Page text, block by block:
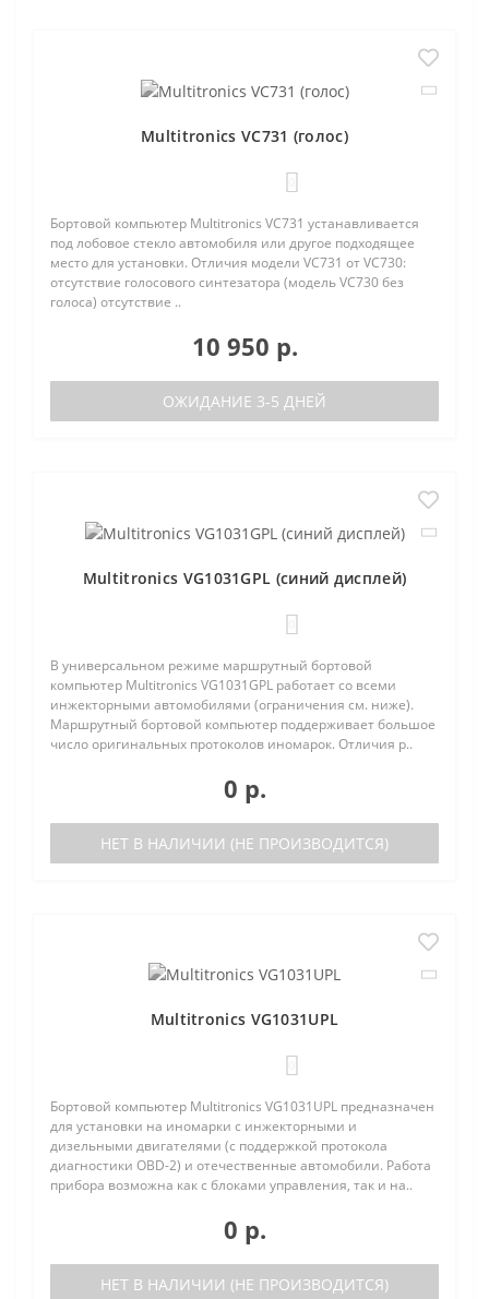
Multitronics VC731 (голос)
Бортовой компьютер Multitronics VC731 устанавливается
под лобовое стекло автомобиля или другое подходящее
место для установки. Отличия модели VC731 от VC730:
отсутствие голосового синтезатора (модель VC730 без
голоса) отсутствие ..
10 950 р.
ОЖИДАНИЕ 3-5 ДНЕЙ
Multitronics VG1031GPL (синий дисплей)
В универсальном режиме маршрутный бортовой
компьютер Multitronics VG1031GPL работает со всеми
инжекторными автомобилями (ограничения см. ниже).
Маршрутный бортовой компьютер поддерживает большое
число оригинальных протоколов иномарок. Отличия р..
0 р.
НЕТ В НАЛИЧИИ (НЕ ПРОИЗВОДИТСЯ)
Multitronics VG1031UPL
Бортовой компьютер Multitronics VG1031UPL предназначен
для установки на иномарки с инжекторными и
дизельными двигателями (с поддержкой протокола
диагностики OBD-2) и отечественные автомобили. Работа
прибора возможна как с блоками управления, так и на..
0 р.
НЕТ В НАЛИЧИИ (НЕ ПРОИЗВОДИТСЯ)